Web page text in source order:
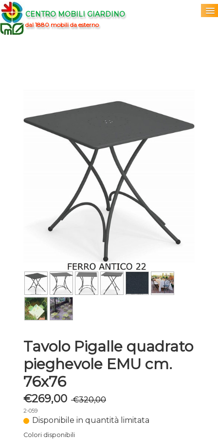
CENTRO MOBILI GIARDINO
dal 1880 mobili da esterno
Prodotti
Tavolo Pigalle quadrato
pieghevole EMU cm.
76x76
€269,00 €320,00
2-059
Disponibile in quantità limitata
Colori disponibili